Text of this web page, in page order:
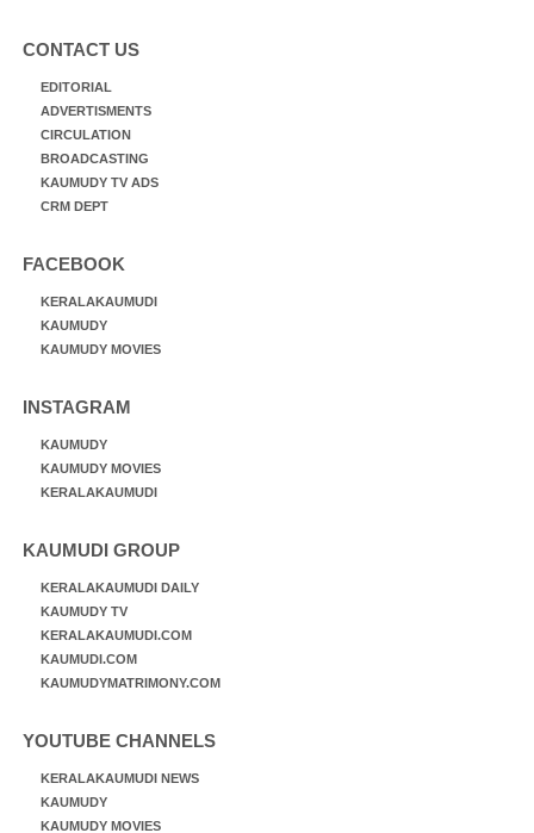
CONTACT US
EDITORIAL
ADVERTISMENTS
CIRCULATION
BROADCASTING
KAUMUDY TV ADS
CRM DEPT
FACEBOOK
KERALAKAUMUDI
KAUMUDY
KAUMUDY MOVIES
INSTAGRAM
KAUMUDY
KAUMUDY MOVIES
KERALAKAUMUDI
KAUMUDI GROUP
KERALAKAUMUDI DAILY
KAUMUDY TV
KERALAKAUMUDI.COM
KAUMUDI.COM
KAUMUDYMATRIMONY.COM
YOUTUBE CHANNELS
KERALAKAUMUDI NEWS
KAUMUDY
KAUMUDY MOVIES